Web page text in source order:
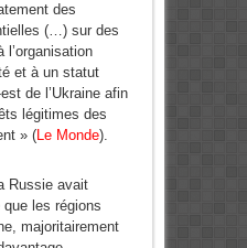
des
(…) sur des
l’organisation
et à un statut
de l’Ukraine afin
légitimes des
» (Le Monde).
Russie avait
les régions
majoritairement